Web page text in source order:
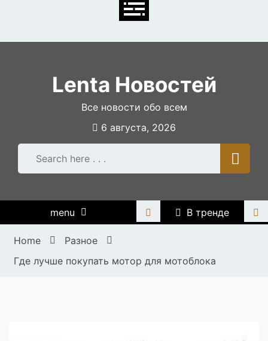
Lenta Новостей
Все новости обо всем
6 августа, 2026
menu В тренде
Home
Разное
Где лучше покупать мотор для мотоблока